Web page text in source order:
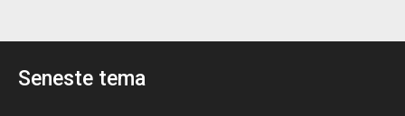
Seneste tema